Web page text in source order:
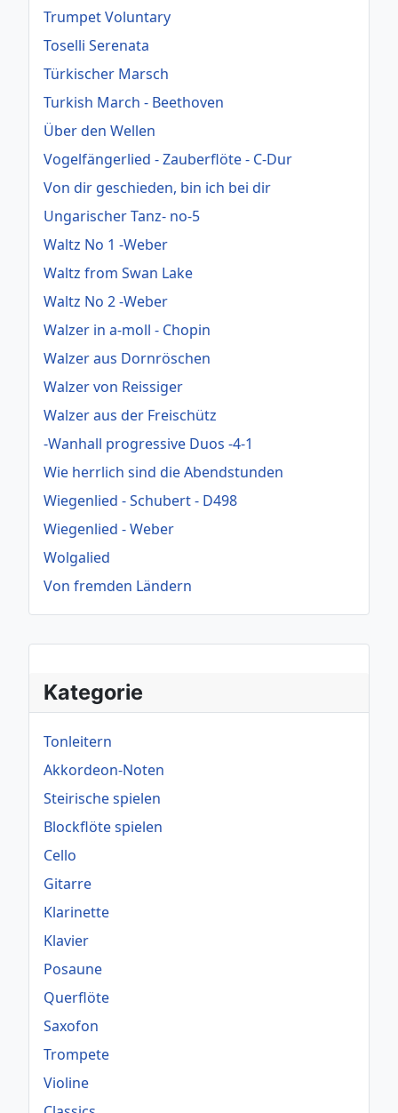
Kategorie
Tonleitern
Akkordeon-Noten
Steirische spielen
Blockflöte spielen
Cello
Gitarre
Klarinette
Klavier
Posaune
Querflöte
Saxofon
Trompete
Violine
Trumpet Voluntary
Toselli Serenata
Türkischer Marsch
Turkish March - Beethoven
Über den Wellen
Vogelfängerlied - Zauberflöte - C-Dur
Von dir geschieden, bin ich bei dir
Ungarischer Tanz- no-5
Waltz No 1 -Weber
Waltz from Swan Lake
Waltz No 2 -Weber
Walzer in a-moll - Chopin
Walzer aus Dornröschen
Walzer von Reissiger
Walzer aus der Freischütz
-Wanhall progressive Duos -4-1
Wie herrlich sind die Abendstunden
Wiegenlied - Schubert - D498
Wiegenlied - Weber
Wolgalied
Von fremden Ländern